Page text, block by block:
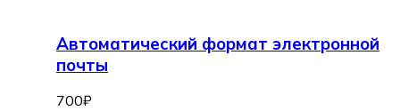
Автоматический формат электронной
почты
700₽